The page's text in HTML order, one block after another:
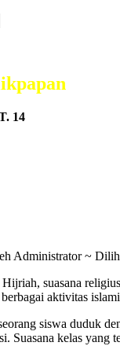
14
Administrator ~
suasana
aktivitas
siswa duduk
Suasana kelas